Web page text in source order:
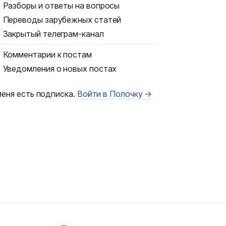
Разборы и ответы на вопросы
Переводы зарубежных статей
Закрытый телеграм-канал
Комментарии к постам
Уведомления о новых постах
есть подписка. Войти в Полочку →